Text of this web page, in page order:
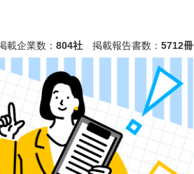
載企業数： 804社 掲載報告書数： 5712冊